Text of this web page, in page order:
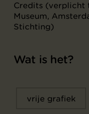
Credits (verplicht
Museum,
Stichting)
Wat is het?
vrije grafiek